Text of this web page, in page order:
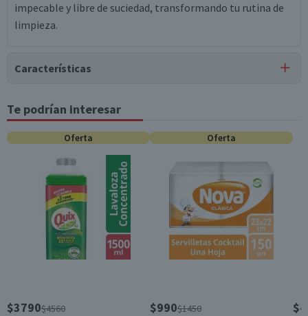
impecable y libre de suciedad, transformando tu rutina de
limpieza.
Características
Tipo de Producto
Esponjas y Guantes Baño
Material
Fibra y espuma
Dimensiones
14.3 x 9.8 x 4.8 cm
Contenido
2 unidades
Garantía Mínima Legal
Te podrían interesar
Oferta
$3790$4560
Oferta
$990$1450